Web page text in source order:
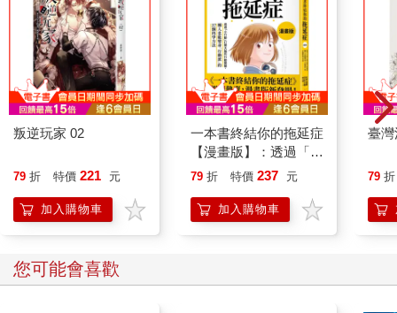
叛逆玩家 02
79 折 特價 221 元
加入購物車
一本書終結你的拖延症
【漫畫版】：透過「小
行動」打開大腦的行動
「行動派」的37個科
學方法
79 折 特價 237 元
加入購物車
臺
79 折
您可能會喜歡